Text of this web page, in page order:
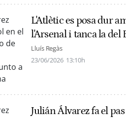
L'Atlètic es posa dur
l'Arsenal i tanca la del
Lluís Regàs
23/06/2026 13:10h
Julián Álvarez fa el